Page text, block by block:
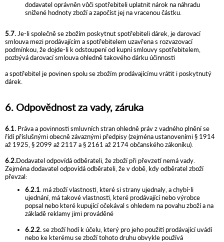
dodavatel oprávněn vůči spotřebiteli uplatnit nárok na náhradu
snížené hodnoty zboží a započíst jej na vracenou částku.
5.7. Je-li společně se zbožím poskytnut spotřebiteli dárek, je darovací
smlouva mezi prodávajícím a spotřebitelem uzavřena s rozvazovací
podmínkou, že dojde-li k odstoupení od kupní smlouvy spotřebitelem,
pozbývá darovací smlouva ohledně takového dárku účinnosti
a spotřebitel je povinen spolu se zbožím prodávajícímu vrátit i poskytnutý
dárek.
6. Odpovědnost za vady, záruka
6.1. Práva a povinnosti smluvních stran ohledně práv z vadného plnění se
řídí příslušnými obecně závaznými předpisy (zejména ustanoveními § 1914
až 1925, § 2099 až 2117 a § 2161 až 2174 občanského zákoníku).
6.2.Dodavatel odpovídá odběrateli, že zboží při převzetí nemá vady.
Zejména dodavatel odpovídá odběrateli, že v době, kdy odběratel zboží
převzal:
6.2.1 . má zboží vlastnosti, které si strany ujednaly, a chybí-li
ujednání, má takové vlastnosti, které prodávající nebo výrobce
popsal nebo které kupující očekával s ohledem na povahu zboží a na
základě reklamy jimi prováděné
6.2.2.se zboží hodí k účelu, který pro jeho použití prodávající uvádí
nebo ke kterému se zboží tohoto druhu obvykle používá